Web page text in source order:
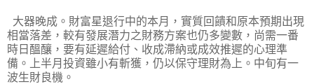
大器晚成。財富星退行中的本月，實質回饋和原本預期出現
相當落差，較有發展潛力之財務方案也仍多變數，尚需一番
時日醞釀，要有延遲給付、收成滯納或成效推遲的心理準
備。上半月投資雖小有斬獲，仍以保守理財為上。中旬有一
波生財良機。